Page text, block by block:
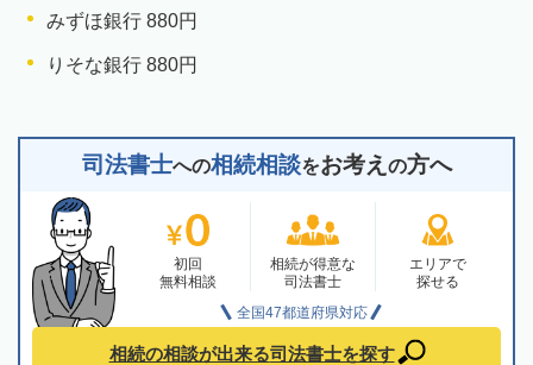
みずほ銀行 880円
りそな銀行 880円
司法書士への相続相談をお考え の方へ
初回
無料相談
相続が得意な
司法書士
エリアで
探せる
全国47都道府県対応
相続の相談が出来る司法書士を探す